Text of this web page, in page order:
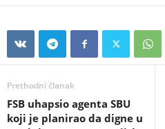
Prethodni članak
FSB uhapsio agenta SBU
koji je planirao da digne u